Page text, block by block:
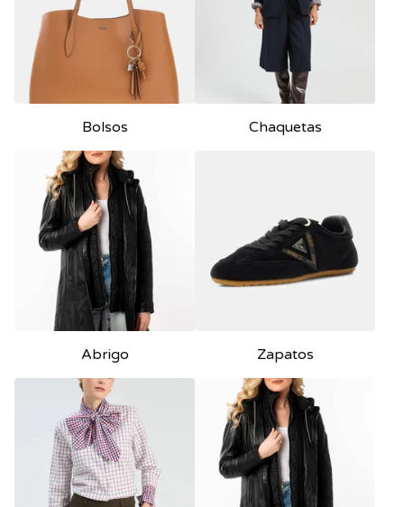
Bolsos Chaquetas
Abrigo Zapatos